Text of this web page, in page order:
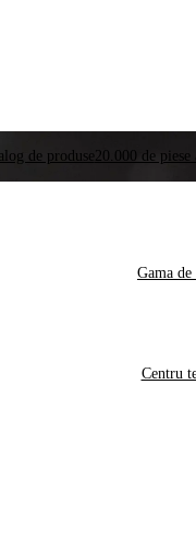
de produse 20.000 de
Gama de
Centru